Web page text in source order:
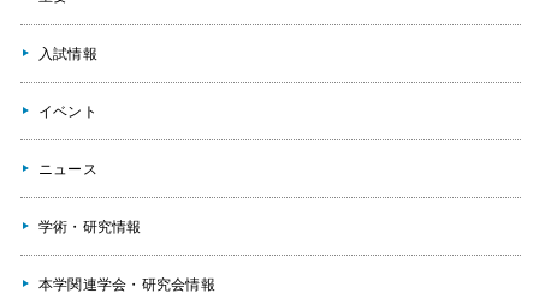
入試情報
イベント
ニュース
学術・研究情報
本学関連学会・研究会情報